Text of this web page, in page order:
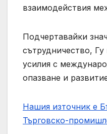
взаимодействия
Подчертавайки
сътрудничество,
усилия с
опазване и
Нашия източник е
Търговско-